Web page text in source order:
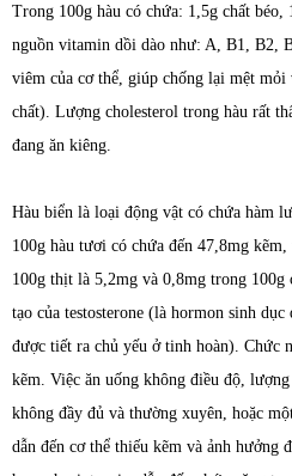
Trong 100g hàu có chứa: 1,5g chất
nguồn vitamin dồi dào như: A, B1, B2,
viêm của cơ thể, giúp chống lại mệt
chất). Lượng cholesterol trong hàu rất
đang ăn kiêng.
Hàu biển là loại động vật có chứa hàm
100g hàu tươi có chứa đến 47,8mg
100g thịt là 5,2mg và 0,8mg trong
tạo của testosterone (là hormon sinh
được tiết ra chủ yếu ở tinh hoàn). Chức
kẽm. Việc ăn uống không điều độ,
không đầy đủ và thường xuyên, hoặc
dẫn đến cơ thể thiếu kẽm và ảnh hưởng